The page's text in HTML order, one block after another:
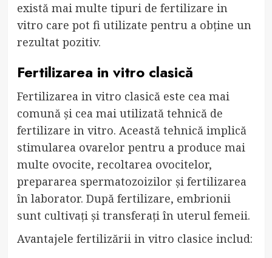
există mai multe tipuri de fertilizare in
vitro care pot fi utilizate pentru a obține un
rezultat pozitiv.
Fertilizarea in vitro clasică
Fertilizarea in vitro clasică este cea mai
comună și cea mai utilizată tehnică de
fertilizare in vitro. Această tehnică implică
stimularea ovarelor pentru a produce mai
multe ovocite, recoltarea ovocitelor,
prepararea spermatozoizilor și fertilizarea
în laborator. După fertilizare, embrionii
sunt cultivați și transferați în uterul femeii.
Avantajele fertilizării in vitro clasice includ: